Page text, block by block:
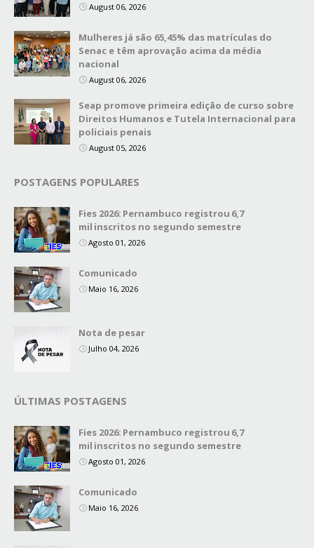
August 06, 2026
Mulheres já são 65,45% das matrículas do
Senac e têm aprovação acima da média
nacional
August 06, 2026
Seap promove primeira edição de curso sobre
Direitos Humanos e Tutela Internacional para
policiais penais
August 05, 2026
POSTAGENS POPULARES
Fies 2026: Pernambuco registrou 6,7
mil inscritos no segundo semestre
Agosto 01, 2026
Comunicado
Maio 16, 2026
Nota de pesar
Julho 04, 2026
ÚLTIMAS POSTAGENS
Fies 2026: Pernambuco registrou 6,7
mil inscritos no segundo semestre
Agosto 01, 2026
Comunicado
Maio 16, 2026